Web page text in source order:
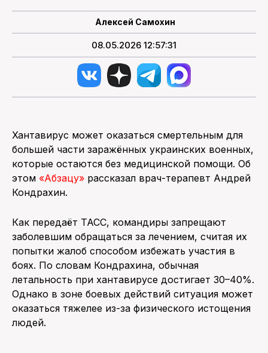
Алексей Самохин
08.05.2026 12:57:31
Хантавирус может оказаться смертельным для
большей части заражённых украинских военных,
которые остаются без медицинской помощи. Об
этом «Абзацу» рассказал врач-терапевт Андрей
Кондрахин.
Как передаёт ТАСС, командиры запрещают
заболевшим обращаться за лечением, считая их
попытки жалоб способом избежать участия в
боях. По словам Кондрахина, обычная
летальность при хантавирусе достигает 30–40%.
Однако в зоне боевых действий ситуация может
оказаться тяжелее из-за физического истощения
людей.